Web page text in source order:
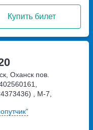
Купить билет
Оханск пов.
, М-7,